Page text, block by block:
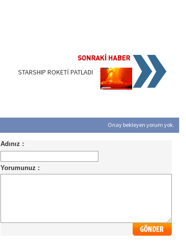
STARSHIP ROKETİ PATLADI
Onay bekleyen yorum yok.